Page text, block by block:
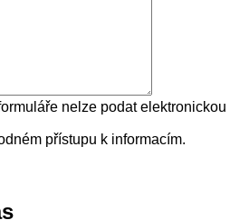
nelze podat elektronickou
přístupu k informacím.